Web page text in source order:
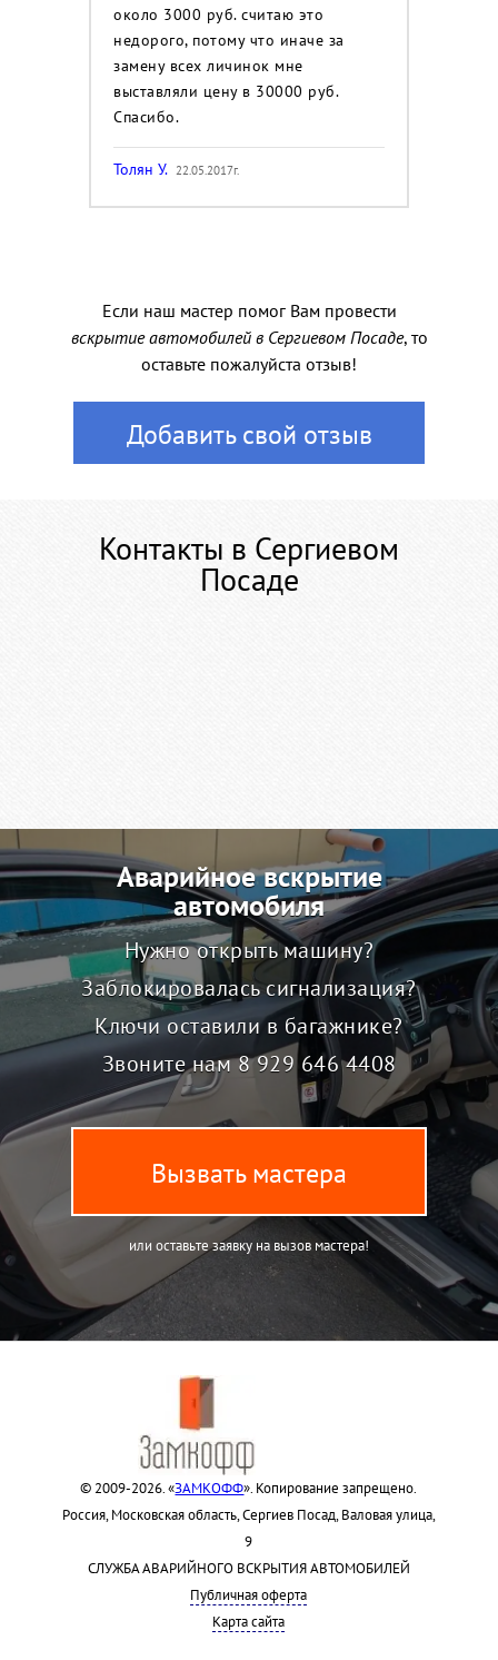
около 3000 руб. считаю это
недорого, потому что иначе за
замену всех личинок мне
выставляли цену в 30000 руб.
Спасибо.
Толян У. 22.05.2017г.
Если наш мастер помог Вам провести
вскрытие автомобилей в Сергиевом Посаде, то
оставьте пожалуйста отзыв!
Добавить свой отзыв
Контакты в Сергиевом
Посаде
Аварийное вскрытие
автомобиля
Нужно открыть машину?
Заблокировалась сигнализация?
Ключи оставили в багажнике?
Звоните нам8 929 646 4408
Вызвать мастера
или оставьте заявку на вызов мастера!
© 2009-2026. «ЗАМКОФФ». Копирование запрещено.
Россия, Московская область, Сергиев Посад, Валовая улица,
9
СЛУЖБА АВАРИЙНОГО ВСКРЫТИЯ АВТОМОБИЛЕЙ
Публичная оферта
Карта сайта